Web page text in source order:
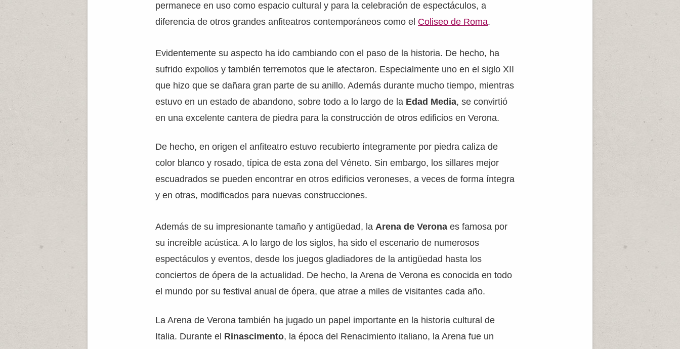
permanece en uso como espacio cultural y para la celebración de espectáculos, a
diferencia de otros grandes anfiteatros contemporáneos como el Coliseo de Roma.
Evidentemente su aspecto ha ido cambiando con el paso de la historia. De hecho, ha
sufrido expolios y también terremotos que le afectaron. Especialmente uno en el siglo XII
que hizo que se dañara gran parte de su anillo. Además durante mucho tiempo, mientras
estuvo en un estado de abandono, sobre todo a lo largo de la Edad Media, se convirtió
en una excelente cantera de piedra para la construcción de otros edificios en Verona.
De hecho, en origen el anfiteatro estuvo recubierto íntegramente por piedra caliza de
color blanco y rosado, típica de esta zona del Véneto. Sin embargo, los sillares mejor
escuadrados se pueden encontrar en otros edificios veroneses, a veces de forma íntegra
y en otras, modificados para nuevas construcciones.
Además de su impresionante tamaño y antigüedad, laArena de Verona es famosa por
su increíble acústica. A lo largo de los siglos, ha sido el escenario de numerosos
espectáculos y eventos, desde los juegos gladiadores de la antigüedad hasta los
conciertos de ópera de la actualidad. De hecho, la Arena de Verona es conocida en todo
el mundo por su festival anual de ópera, que atrae a miles de visitantes cada año.
La Arena de Verona también ha jugado un papel importante en la historia cultural de
Italia. Durante el Rinascimento, la época del Renacimiento italiano, la Arena fue un